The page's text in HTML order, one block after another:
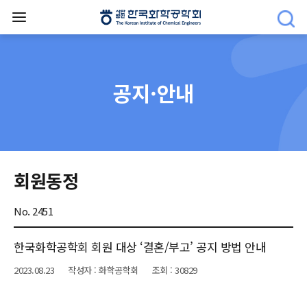
공지·안내
회원동정
No. 2451
한국화학공학회 회원 대상 ‘결혼/부고’ 공지 방법 안내
2023.08.23 작성자 : 화학공학회 조회 : 30829